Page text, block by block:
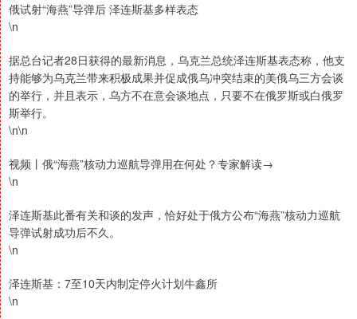
俄试射“海燕”导弹后 泽连斯基多样表态
\n
据总台记者28日获得的最新消息，乌克兰总统泽连斯基表态称，他支
持能够为乌克兰带来积极成果并促成俄乌冲突结束的美俄乌三方会谈
的举行，并且表示，乌方不在意会谈地点，只要不在俄罗斯或白俄罗
斯举行。
\n\n
视频丨俄“海燕”核动力巡航导弹用在何处？专家解读→
\n
泽连斯基此番有关和谈的发声，恰好处于俄方公布“海燕”核动力巡航
导弹试射成功后不久。
\n
泽连斯基：7至10天内制定停火计划牛鑫所
\n